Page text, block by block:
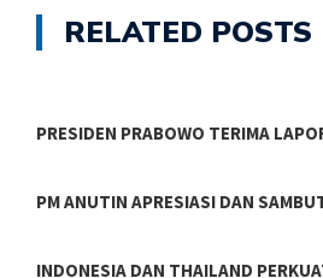
RELATED POSTS
PRESIDEN PRABOWO TERIMA
PM ANUTIN APRESIASI DAN
INDONESIA DAN THAILAND